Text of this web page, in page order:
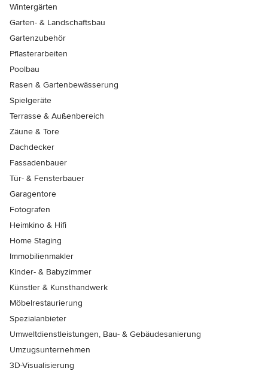
Wintergärten
Garten- & Landschaftsbau
Gartenzubehör
Pflasterarbeiten
Poolbau
Rasen & Gartenbewässerung
Spielgeräte
Terrasse & Außenbereich
Zäune & Tore
Dachdecker
Fassadenbauer
Tür- & Fensterbauer
Garagentore
Fotografen
Heimkino & Hifi
Home Staging
Immobilienmakler
Kinder- & Babyzimmer
Künstler & Kunsthandwerk
Möbelrestaurierung
Spezialanbieter
Umweltdienstleistungen, Bau- & Gebäudesanierung
Umzugsunternehmen
3D-Visualisierung